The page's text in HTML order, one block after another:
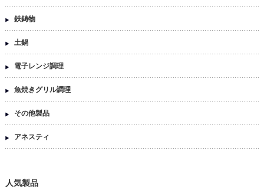
鉄鋳物
土鍋
電子レンジ調理
魚焼きグリル調理
その他製品
アネスティ
人気製品